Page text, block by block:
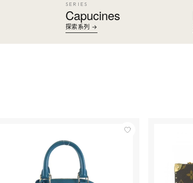
SERIES
Capucines
探索系列 →